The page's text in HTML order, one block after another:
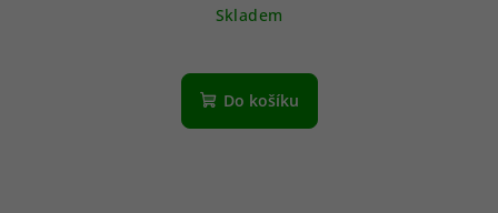
Skladem
Do košíku